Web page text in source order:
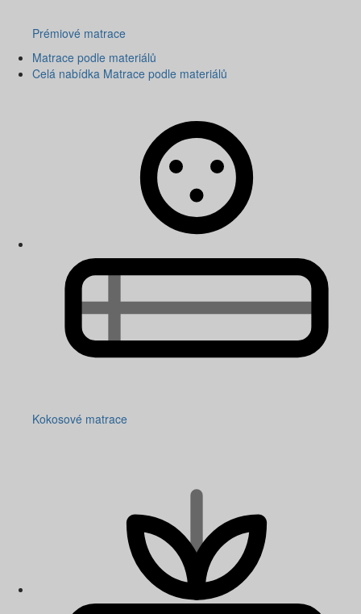
Prémiové matrace
Matrace podle materiálů
Celá nabídka Matrace podle materiálů
Kokosové matrace